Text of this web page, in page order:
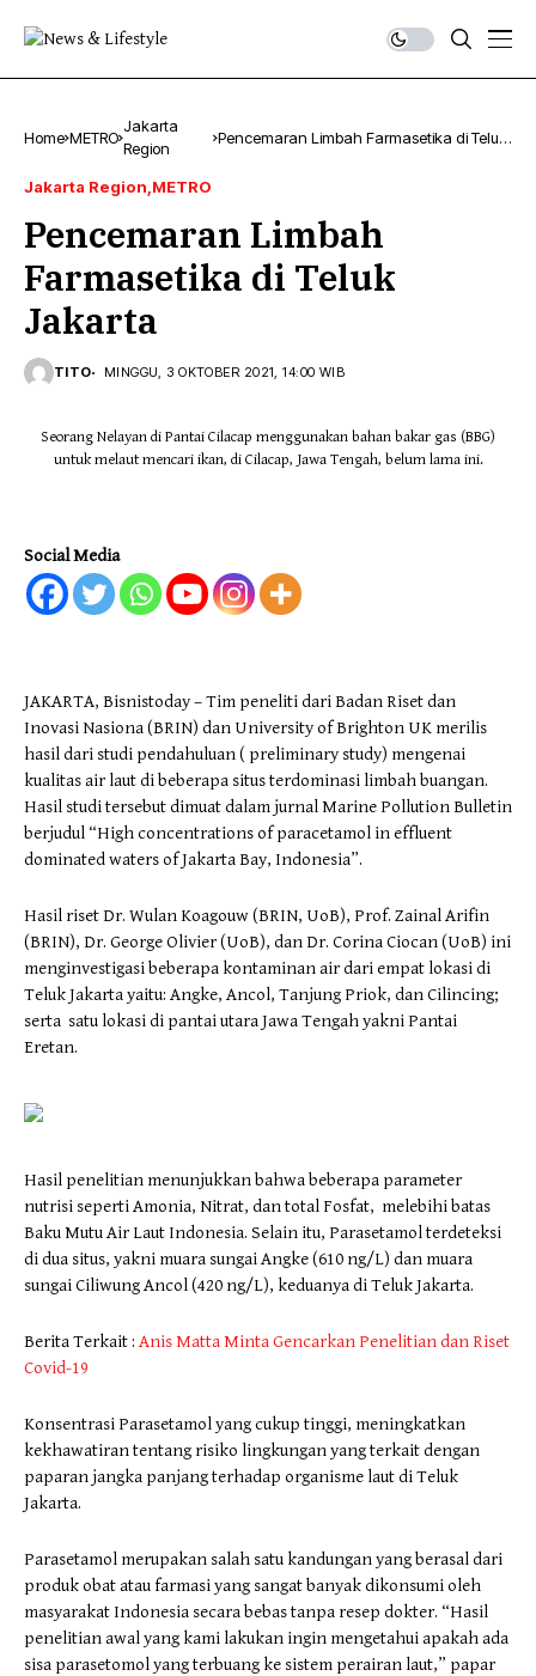
Home METRO
Jakarta
Region
Pencemaran Limbah Farmasetika di Teluk
Jakarta Region METRO
Pencemaran Limbah
Farmasetika di Teluk
Jakarta
TITO MINGGU, 3 OKTOBER 2021, 14:00 WIB
Seorang Nelayan di Pantai Cilacap menggunakan bahan bakar gas (BBG)
untuk melaut mencari ikan, di Cilacap, Jawa Tengah, belum lama ini.
Social Media
JAKARTA, Bisnistoday – Tim peneliti dari Badan Riset dan
Inovasi Nasiona (BRIN) dan University of Brighton UK merilis
hasil dari studi pendahuluan ( preliminary study) mengenai
kualitas air laut di beberapa situs terdominasi limbah buangan.
Hasil studi tersebut dimuat dalam jurnal Marine Pollution Bulletin
berjudul “High concentrations of paracetamol in effluent
dominated waters of Jakarta Bay, Indonesia”.
Hasil riset Dr. Wulan Koagouw (BRIN, UoB), Prof. Zainal Arifin
(BRIN), Dr. George Olivier (UoB), dan Dr. Corina Ciocan (UoB) ini
menginvestigasi beberapa kontaminan air dari empat lokasi di
Teluk Jakarta yaitu: Angke, Ancol, Tanjung Priok, dan Cilincing;
serta satu lokasi di pantai utara Jawa Tengah yakni Pantai
Eretan.
Hasil penelitian menunjukkan bahwa beberapa parameter
nutrisi seperti Amonia, Nitrat, dan total Fosfat, melebihi batas
Baku Mutu Air Laut Indonesia. Selain itu, Parasetamol terdeteksi
di dua situs, yakni muara sungai Angke (610 ng/L) dan muara
sungai Ciliwung Ancol (420 ng/L), keduanya di Teluk Jakarta.
Berita Terkait : Anis Matta Minta Gencarkan Penelitian dan Riset
Covid-19
Konsentrasi Parasetamol yang cukup tinggi, meningkatkan
kekhawatiran tentang risiko lingkungan yang terkait dengan
paparan jangka panjang terhadap organisme laut di Teluk
Jakarta.
Parasetamol merupakan salah satu kandungan yang berasal dari
produk obat atau farmasi yang sangat banyak dikonsumi oleh
masyarakat Indonesia secara bebas tanpa resep dokter. “Hasil
penelitian awal yang kami lakukan ingin mengetahui apakah ada
sisa parasetomol yang terbuang ke sistem perairan laut,” papar